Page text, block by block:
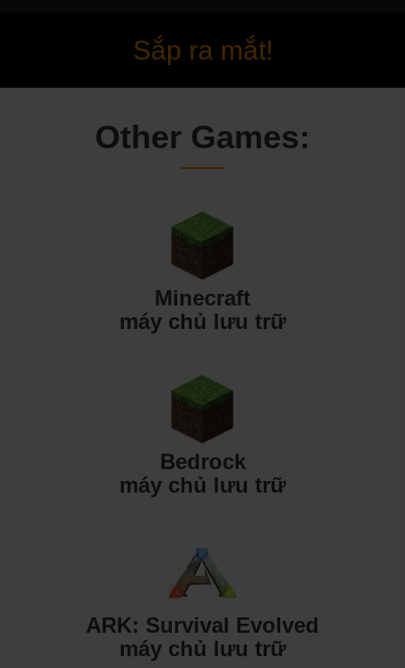
Sắp ra mắt!
Other Games:
Minecraft
máy chủ lưu trữ
Bedrock
máy chủ lưu trữ
ARK: Survival Evolved
máy chủ lưu trữ